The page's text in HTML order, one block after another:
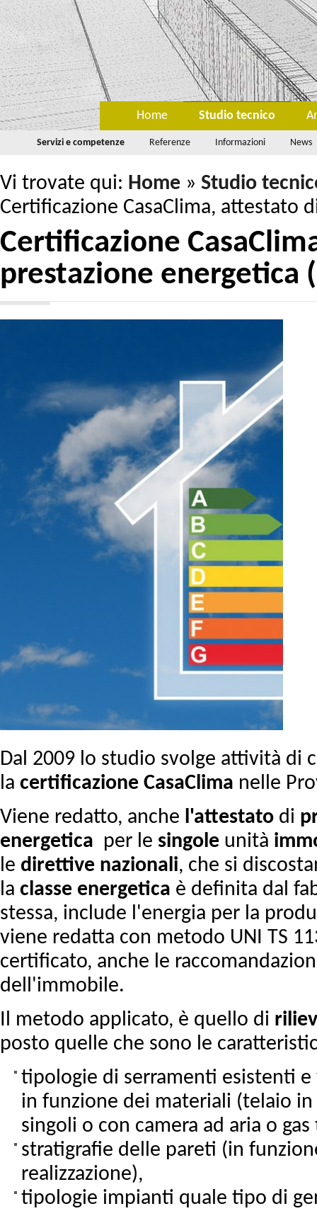
Home Studio tecnico
Servizi e competenze Referenze Informazioni News
Vi trovate qui: Home » Studio
Certificazione CasaClima, attestato
Certificazione
prestazione energetica
Dal 2009 lo studio svolge attività di
la certificazione CasaClima nelle
Viene redatto, anche l'attestato di
energetica per le singole unità
le direttive nazionali, che si
la classe energetica è definita dal
stessa, include l'energia per la
viene redatta con metodo UNI TS
certificato, anche le
dell'immobile.
Il metodo applicato, è quello di
posto quelle che sono le
tipologie di serramenti esistenti
in funzione dei materiali (telaio
singoli o con camera ad aria o
stratigrafie delle pareti (in
realizzazione),
tipologie impianti quale tipo di